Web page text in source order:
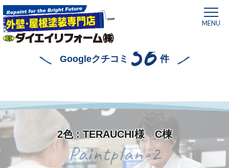
MENU
Googleクチコミ 56 件
2色 : TERAUCHI様 C棟
Paintplan-2